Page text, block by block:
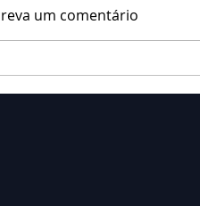
Severino
um comentário